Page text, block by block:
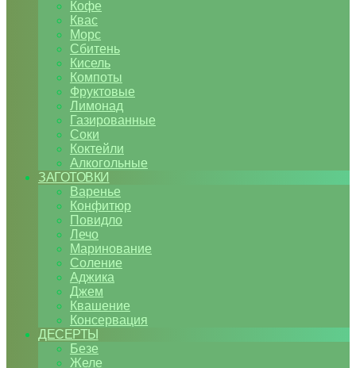
Кофе
Квас
Морс
Сбитень
Кисель
Компоты
Фруктовые
Лимонад
Газированные
Соки
Коктейли
Алкогольные
ЗАГОТОВКИ
Варенье
Конфитюр
Повидло
Лечо
Маринование
Соление
Аджика
Джем
Квашение
Консервация
ДЕСЕРТЫ
Безе
Желе